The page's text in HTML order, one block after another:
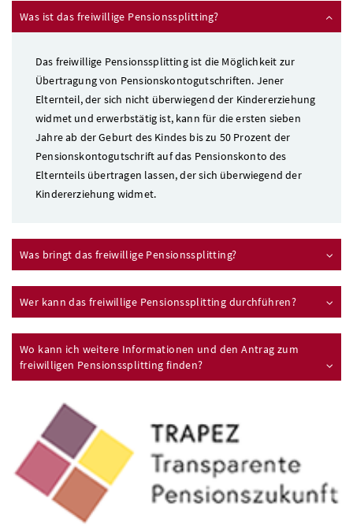
Was ist das freiwillige Pensionssplitting?
Das freiwillige Pensionssplitting ist die Möglichkeit zur
Übertragung von Pensionskontogutschriften. Jener
Elternteil, der sich nicht überwiegend der Kindererziehung
widmet und erwerbstätig ist, kann für die ersten sieben
Jahre ab der Geburt des Kindes bis zu 50 Prozent der
Pensionskontogutschrift auf das Pensionskonto des
Elternteils übertragen lassen, der sich überwiegend der
Kindererziehung widmet.
Was bringt das freiwillige Pensionssplitting?
Wer kann das freiwillige Pensionssplitting durchführen?
Wo kann ich weitere Informationen und den Antrag zum
freiwilligen Pensionssplitting finden?